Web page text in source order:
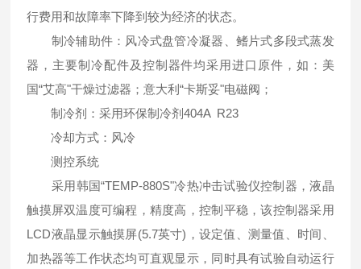
行费用和故障率下降到较为经济的状态。
制冷辅助件：风冷式盘管冷凝器、鳍片式多段式蒸发
器，主要制冷配件及控制器件均采用进口原件，如：美
国“艾高"干燥过滤器；意大利“卡斯妥"电磁阀；
制冷剂：采用环保制冷剂404A R23
冷却方式：风冷
测控系统
采用韩国“TEMP-880S"冷热冲击试验仪控制器，液晶
触摸屏双温度可编程，精度高，控制平稳，该控制器采用
LCD液晶显示触摸屏(5.7英寸)，设定值、测量值、时间、
加热器等工作状态均可直观显示，同时具有试验自动运行